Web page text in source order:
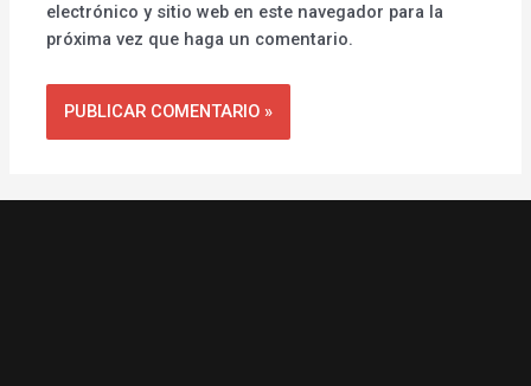
electrónico y sitio web en este navegador para la
próxima vez que haga un comentario.